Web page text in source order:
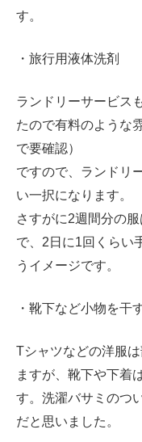
す。
・旅行用液体洗剤
ランドリーサービス
たので有料のような
で要確認）
ですので、ランドリ
い一択になります。
さすがに2週間分の
で、2日に1回くらい
うイメージです。
・靴下など小物を干
Tシャツなどの洋服
ますが、靴下や下着
す。洗濯バサミのつ
だと思いました。